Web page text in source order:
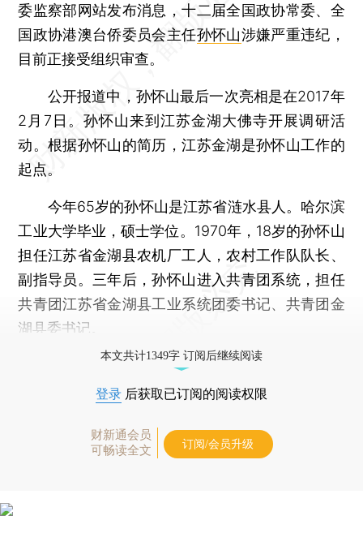
委监察部网站发布消息，十二届全国政协常委、全
国政协港澳台侨委员会主任孙怀山涉嫌严重违纪，
目前正接受组织审查。
公开报道中，孙怀山最后一次亮相是在2017年
2月7日。孙怀山来到江苏金湖大佛寺开展调研活
动。根据孙怀山的简历，江苏金湖是孙怀山工作的
起点。
今年65岁的孙怀山是江苏省涟水县人。哈尔滨
工业大学毕业，硕士学位。1970年，18岁的孙怀山
担任江苏省金湖县农机厂工人，农村工作队队长、
副指导员。三年后，孙怀山进入共青团系统，担任
共青团江苏省金湖县工业系统团委书记、共青团金
湖县委书记。
本文共计1349字 订阅后继续阅读
登录 后获取已订阅的阅读权限
财新通会员
可畅读全文
订阅/会员升级